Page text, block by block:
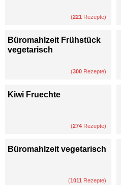
(221 Rezepte)
Büromahlzeit Frühstück
vegetarisch
(300 Rezepte)
Kiwi Fruechte
(274 Rezepte)
Büromahlzeit vegetarisch
(1011 Rezepte)